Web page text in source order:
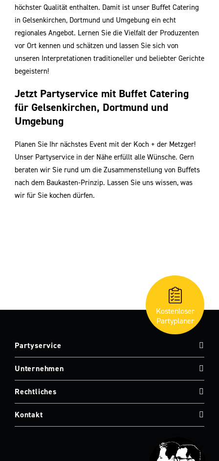
höchster Qualität enthalten. Damit ist unser Buﬀet Catering
in Gelsenkirchen, Dortmund und Umgebung ein echt
regionales Angebot. Lernen Sie die Vielfalt der Produzenten
vor Ort kennen und schätzen und lassen Sie sich von
unseren Interpretationen traditioneller und beliebter Gerichte
begeistern!
Jetzt Partyservice mit Buffet Catering
für Gelsenkirchen, Dortmund und
Umgebung
Planen Sie Ihr nächstes Event mit der Koch + der Metzger!
Unser Partyservice in der Nähe erfüllt alle Wünsche. Gern
beraten wir Sie rund um die Zusammenstellung von Buﬀets
nach dem Baukasten-Prinzip. Lassen Sie uns wissen, was
wir für Sie kochen dürfen.
Partyservice
Unternehmen
Rechtliches
Kontakt
Kostenloser
Partyplaner